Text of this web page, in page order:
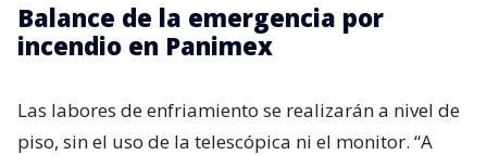
Balance de la emergencia por
incendio en Panimex
Las labores de enfriamiento se realizarán a nivel de
piso, sin el uso de la telescópica ni el monitor. “A